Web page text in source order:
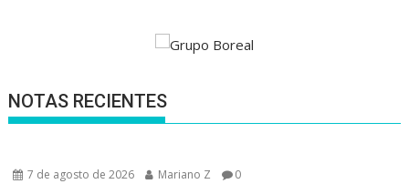
NOTAS RECIENTES
7 de agosto de 2026 Mariano Z 0